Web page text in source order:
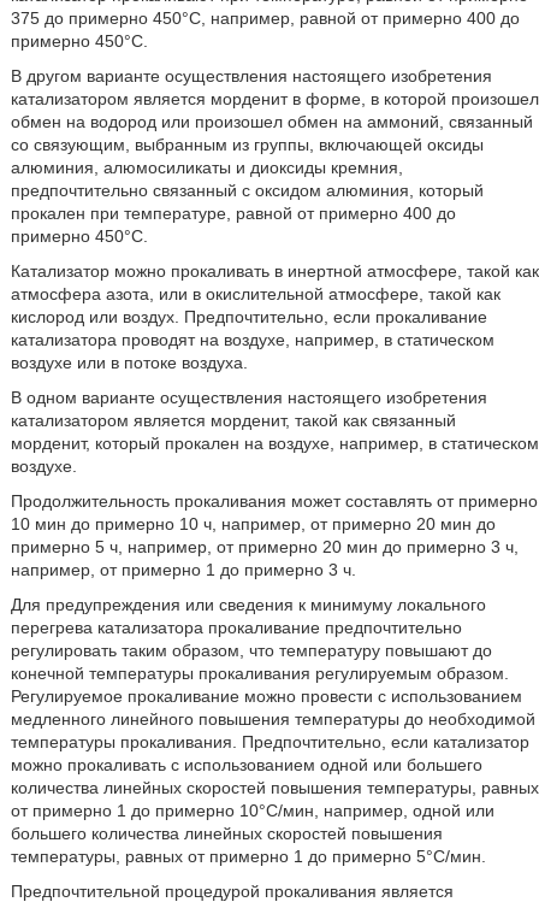
375 до примерно 450°С, например, равной от примерно 400 до
примерно 450°С.
В другом варианте осуществления настоящего изобретения
катализатором является морденит в форме, в которой произошел
обмен на водород или произошел обмен на аммоний, связанный
со связующим, выбранным из группы, включающей оксиды
алюминия, алюмосиликаты и диоксиды кремния,
предпочтительно связанный с оксидом алюминия, который
прокален при температуре, равной от примерно 400 до
примерно 450°С.
Катализатор можно прокаливать в инертной атмосфере, такой как
атмосфера азота, или в окислительной атмосфере, такой как
кислород или воздух. Предпочтительно, если прокаливание
катализатора проводят на воздухе, например, в статическом
воздухе или в потоке воздуха.
В одном варианте осуществления настоящего изобретения
катализатором является морденит, такой как связанный
морденит, который прокален на воздухе, например, в статическом
воздухе.
Продолжительность прокаливания может составлять от примерно
10 мин до примерно 10 ч, например, от примерно 20 мин до
примерно 5 ч, например, от примерно 20 мин до примерно 3 ч,
например, от примерно 1 до примерно 3 ч.
Для предупреждения или сведения к минимуму локального
перегрева катализатора прокаливание предпочтительно
регулировать таким образом, что температуру повышают до
конечной температуры прокаливания регулируемым образом.
Регулируемое прокаливание можно провести с использованием
медленного линейного повышения температуры до необходимой
температуры прокаливания. Предпочтительно, если катализатор
можно прокаливать с использованием одной или большего
количества линейных скоростей повышения температуры, равных
от примерно 1 до примерно 10°С/мин, например, одной или
большего количества линейных скоростей повышения
температуры, равных от примерно 1 до примерно 5°С/мин.
Предпочтительной процедурой прокаливания является